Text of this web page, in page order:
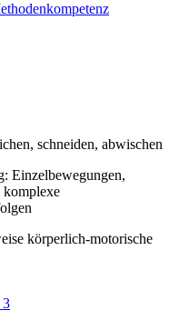
schneiden, abwischen
Einzelbewegungen,
komplexe
körperlich-motorische